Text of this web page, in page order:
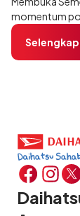
momentum
sebanyak
13,6%
11.220 unit,